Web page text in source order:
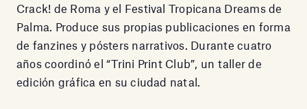
Crack! de Roma y el Festival Tropicana Dreams de
Palma. Produce sus propias publicaciones en forma
de fanzines y pósters narrativos. Durante cuatro
años coordinó el “Trini Print Club”, un taller de
edición gráfica en su ciudad natal.